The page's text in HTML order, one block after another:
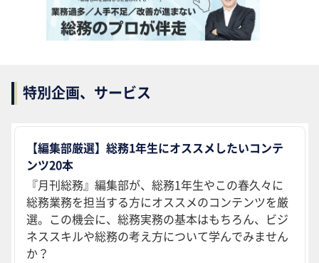
特別企画、サービス
【編集部厳選】総務1年生にオススメしたいコンテ
ンツ20本
『月刊総務』編集部が、総務1年生やこの春久々に
総務業務を担当する方にオススメのコンテンツを厳
選。この機会に、総務実務の基本はもちろん、ビジ
ネススキルや総務の考え方について学んでみません
か？